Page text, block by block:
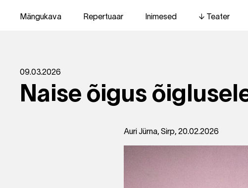
Mängukava Repertuaar Inimesed Teater
09.03.2026
Naise õigus
Auri Jürna, Sirp, 20.02.2026